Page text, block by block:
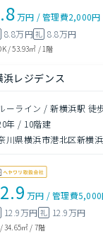
万円 /管理費2,000円
8.8万円礼 8.8万円
/53.93㎡ /1階
浜レジデンス
ーライン / 新横浜駅 徒
年 / 10階建
川県横浜市港北区新横
万円 /管理費5,000
12.9万円 礼 12.9万円
/34.65㎡ / 7階